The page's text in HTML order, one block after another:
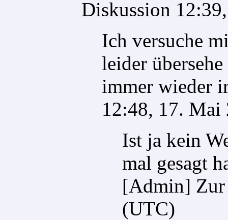
Diskussion
Ich versuche
leider
immer wieder
12:48, 17.
Ist ja kein
mal gesagt
[Admin]
(UTC)